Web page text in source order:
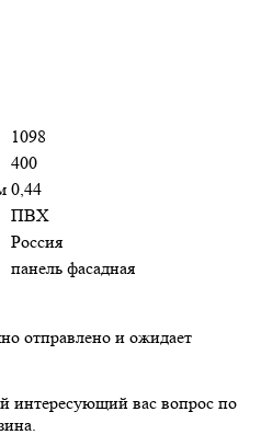
1098
400
0,44
ПВХ
Россия
панель фасадная
отправлено и ожидает
интересующий вас вопрос по